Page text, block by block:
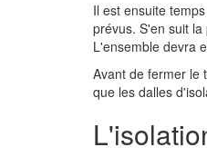
Il est ensuite
prévus. S'en suit
L'ensemble devra
Avant de fermer le
que les dalles